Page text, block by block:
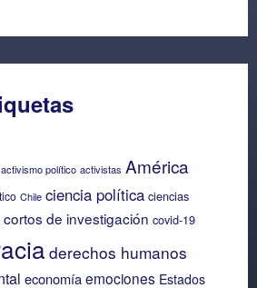
activismo político activistas América
Chile ciencia política ciencias
cortos de investigación covid-19
derechos humanos
economíaemociones Estados